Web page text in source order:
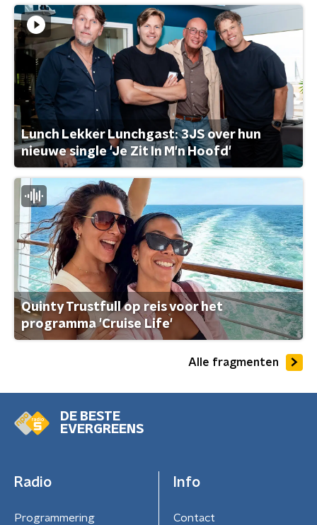
Lunch Lekker Lunchgast: 3JS over hun
nieuwe single 'Je Zit In M'n Hoofd'
Quinty Trustfull op reis voor het
programma 'Cruise Life'
Alle fragmenten
DE BESTE
EVERGREENS
Radio
Programmering
Info
Contact